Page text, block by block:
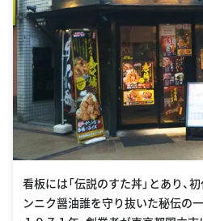
看板には「伝説のすた丼」とあり、
ンニク醤油誰を守り抜いた秘伝の